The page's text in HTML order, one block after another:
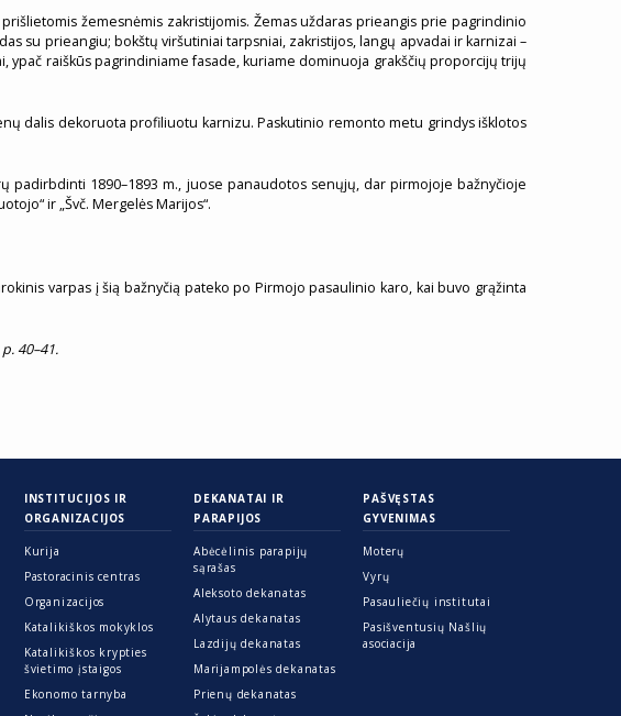
žemesnėmis zakristijomis. Žemas uždaras prieangis prie pagrindinio
su prieangiu; bokštų viršutiniai tarpsniai, zakristijos, langų apvadai ir karnizai –
raiškūs pagrindiniame fasade, kuriame dominuoja grakščių proporcijų trijų
dalis dekoruota profiliuotu karnizu. Paskutinio remonto metu grindys išklotos
padirbdinti 1890–1893 m., juose panaudotos senųjų, dar pirmojoje bažnyčioje
ir „Švč. Mergelės Marijos“.
varpas į šią bažnyčią pateko po Pirmojo pasaulinio karo, kai buvo grąžinta
40–41.
INSTITUCIJOS IR
ORGANIZACIJOS
Kurija
Pastoracinis centras
Organizacijos
Katalikiškos mokyklos
Katalikiškos krypties
švietimo įstaigos
Ekonomo tarnyba
DEKANATAI IR
PARAPIJOS
Abėcėlinis parapijų
sąrašas
Aleksoto dekanatas
Alytaus dekanatas
Lazdijų dekanatas
Marijampolės dekanatas
Prienų dekanatas
PAŠVĘSTAS
GYVENIMAS
Moterų
Vyrų
Pasauliečių institutai
Pasišventusių Našlių
asociacija